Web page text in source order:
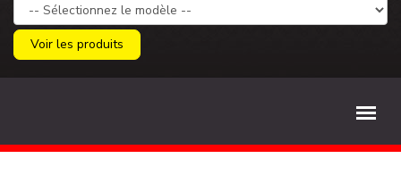
Voir les produits